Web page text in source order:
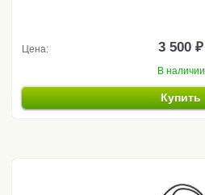
Цена: 3 500 ₽
В наличии
Купить